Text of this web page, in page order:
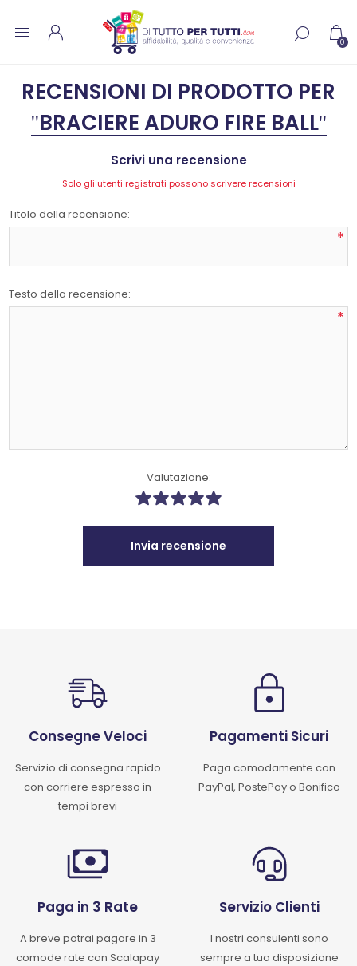
0
RECENSIONI DI PRODOTTO PER
BRACIERE ADURO FIRE BALL
Scrivi una recensione
Solo gli utenti registrati possono scrivere recensioni
Titolo della recensione:
*
Testo della recensione:
*
Valutazione:
Invia recensione
Consegne Veloci
Servizio di consegna rapido
con corriere espresso in
tempi brevi
Pagamenti Sicuri
Paga comodamente con
PayPal, PostePay o Bonifico
Paga in 3 Rate
A breve potrai pagare in 3
comode rate con Scalapay
Servizio Clienti
I nostri consulenti sono
sempre a tua disposizione